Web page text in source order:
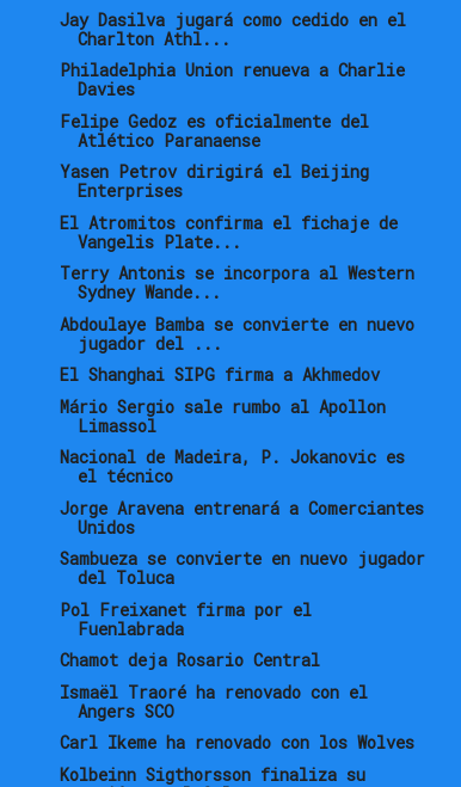
Jay Dasilva jugará como cedido en el
Charlton Athl...
Philadelphia Union renueva a Charlie
Davies
Felipe Gedoz es oficialmente del
Atlético Paranaense
Yasen Petrov dirigirá el Beijing
Enterprises
El Atromitos confirma el fichaje de
Vangelis Plate...
Terry Antonis se incorpora al Western
Sydney Wande...
Abdoulaye Bamba se convierte en nuevo
jugador del ...
El Shanghai SIPG firma a Akhmedov
Mário Sergio sale rumbo al Apollon
Limassol
Nacional de Madeira, P. Jokanovic es
el técnico
Jorge Aravena entrenará a Comerciantes
Unidos
Sambueza se convierte en nuevo jugador
del Toluca
Pol Freixanet firma por el
Fuenlabrada
Chamot deja Rosario Central
Ismaël Traoré ha renovado con el
Angers SCO
Carl Ikeme ha renovado con los Wolves
Kolbeinn Sigthorsson finaliza su